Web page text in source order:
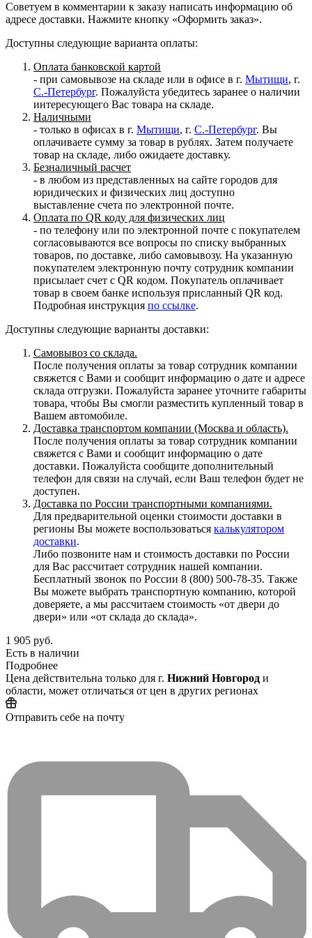
Советуем в комментарии к заказу написать информацию об
адресе доставки. Нажмите кнопку «Оформить заказ».
Доступны следующие варианта оплаты:
Оплата банковской картой
- при самовывозе на складе или в офисе в г. Мытищи, г.
С.-Петербург. Пожалуйста убедитесь заранее о наличии
интересующего Вас товара на складе.
Наличными
- только в офисах в г. Мытищи, г. С.-Петербург. Вы
оплачиваете сумму за товар в рублях. Затем получаете
товар на складе, либо ожидаете доставку.
Безналичный расчет
- в любом из представленных на сайте городов для
юридических и физических лиц доступно
выставление счета по электронной почте.
Оплата по QR коду для физических лиц
- по телефону или по электронной почте с покупателем
согласовываются все вопросы по списку выбранных
товаров, по доставке, либо самовывозу. На указанную
покупателем электронную почту сотрудник компании
присылает счет с QR кодом. Покупатель оплачивает
товар в своем банке используя присланный QR код.
Подробная инструкция по ссылке.
Доступны следующие варианты доставки:
Самовывоз со склада.
После получения оплаты за товар сотрудник компании
свяжется с Вами и сообщит информацию о дате и адресе
склада отгрузки. Пожалуйста заранее уточните габариты
товара, чтобы Вы смогли разместить купленный товар в
Вашем автомобиле.
Доставка транспортом компании (Москва и область).
После получения оплаты за товар сотрудник компании
свяжется с Вами и сообщит информацию о дате
доставки. Пожалуйста сообщите дополнительный
телефон для связи на случай, если Ваш телефон будет не
доступен.
Доставка по России транспортными компаниями.
Для предварительной оценки стоимости доставки в
регионы Вы можете воспользоваться калькулятором
доставки.
Либо позвоните нам и стоимость доставки по России
для Вас рассчитает сотрудник нашей компании.
Бесплатный звонок по России 8 (800) 500-78-35. Также
Вы можете выбрать транспортную компанию, которой
доверяете, а мы рассчитаем стоимость «от двери до
двери» или «от склада до склада».
1 905 руб.
Есть в наличии
Подробнее
Цена действительна только для г. Нижний Новгород и
области, может отличаться от цен в других регионах
Отправить себе на почту